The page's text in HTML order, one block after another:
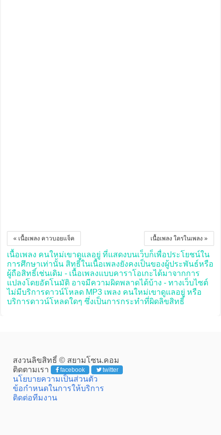
เนื้อเพลง ใครในเพลง »
« เนื้อเพลง คาวบอยแจ็ค
เนื้อเพลง คนใหม่เขาดูแลอยู่ ที่แสดงบนเว็บก็เพื่อประโยชน์ใน
การศึกษาเท่านั้น สิทธิ์ในเนื้อเพลงยังคงเป็นของผู้ประพันธ์หรือ
ผู้ถือสิทธิ์เช่นเดิม - เนื้อเพลงแบบคาราโอเกะได้มาจากการ
แปลงโดยอัตโนมัติ อาจมีความผิดพลาดได้บ้าง - ทางเว็บไซต์
ไม่มีบริการดาวน์โหลด MP3 เพลง คนใหม่เขาดูแลอยู่ หรือ
บริการดาวน์โหลดใดๆ ซึ่งเป็นการกระทำที่ผิดลิขสิทธิ์
สงวนลิขสิทธิ์ © สยามโซน.คอม
ติดตามเรา
facebook twitter
นโยบายความเป็นส่วนตัว
ข้อกำหนดในการให้บริการ
ติดต่อทีมงาน